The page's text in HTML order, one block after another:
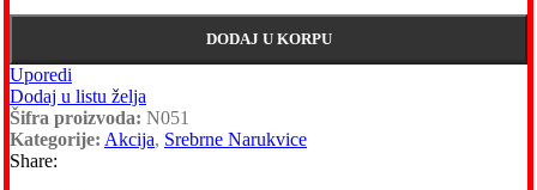
DODAJ U KORPU
Uporedi
Dodaj u listu želja
Šifra proizvoda: N051
Kategorije: Akcija, Srebrne Narukvice
Share: